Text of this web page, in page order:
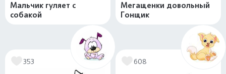
Мальчик гуляет с
собакой
Мегащенки довольный
Гонщик
353 608